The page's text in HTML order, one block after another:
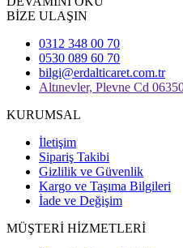
BİZE ULAŞIN
0312 348 00 70
0530 089 60 70
bilgi@erdalticaret.com.tr
Altınevler, Plevne Cd
KURUMSAL
İletişim
Sipariş Takibi
Gizlilik ve Güvenlik
Kargo ve Taşıma Bilgileri
İade ve Değişim
MÜŞTERİ HİZMETLERİ